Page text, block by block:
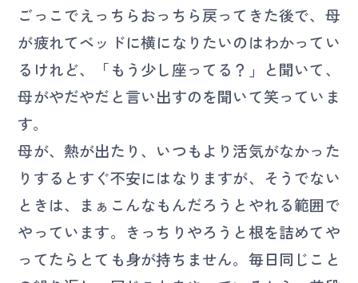
ごっこでえっちらおっちら戻ってきた後で、母
が疲れてベッドに横になりたいのはわかってい
るけれど、「もう少し座ってる？」と聞いて、
母がやだやだと言い出すのを聞いて笑っていま
す。
母が、熱が出たり、いつもより活気がなかった
りするとすぐ不安にはなりますが、そうでない
ときは、まぁこんなもんだろうとやれる範囲で
やっています。きっちりやろうと根を詰めてや
ってたらとても身が持ちません。毎日同じこと